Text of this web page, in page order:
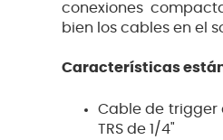
conexiones
bien los cables en el
Características
Cable de trigger
TRS de 1/4"